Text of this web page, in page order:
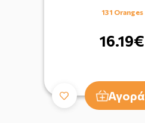
131 Oranges
16.19€
Αγορά